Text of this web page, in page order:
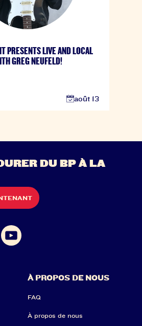
PRESENTS LIVE AND LOCAL
GREG NEUFELD!
août 13
DU BP À LA
À PROPOS DE NOUS
FAQ
À propos de nous